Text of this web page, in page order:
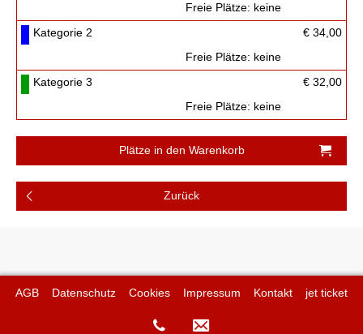
Freie Plätze: keine
Kategorie 2
€ 34,00
Freie Plätze: keine
Kategorie 3
€ 32,00
Freie Plätze: keine
AGB Datenschutz Cookies Impressum Kontakt jet ticket